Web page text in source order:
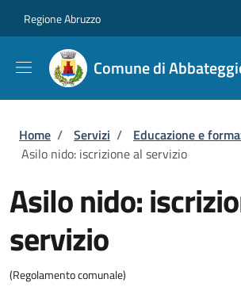
Regione Abruzzo
Comune di
Briciole di pane
Home / Servizi / Educazione e
Asilo nido: iscrizione al servizio
Asilo nido:
servizio
(Regolamento comunale)